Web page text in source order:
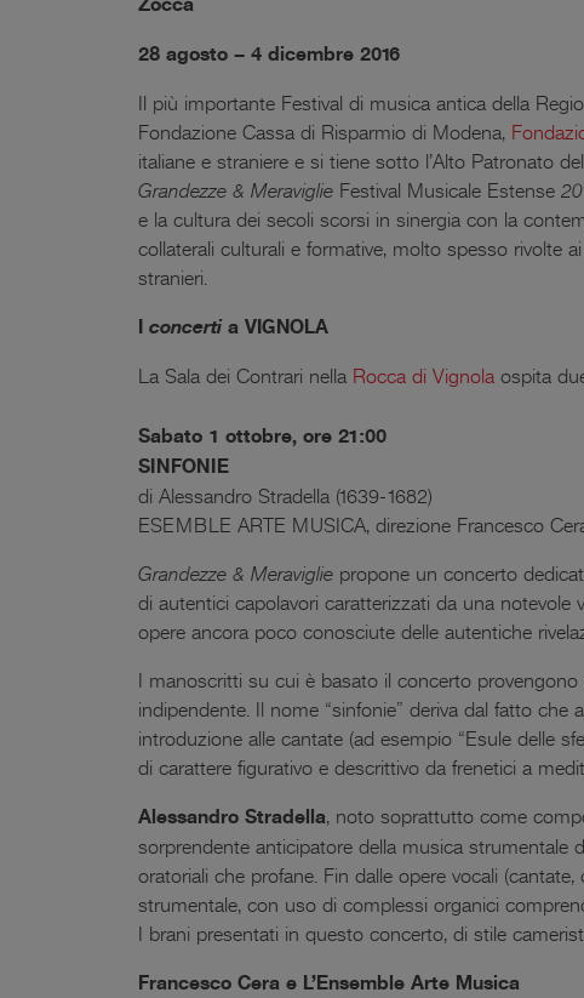
28 agosto – 4 dicembre 2016
Il più importante Festival di musica antica della
Fondazione Cassa di Risparmio di Modena,
italiane e straniere e si tiene sotto l’Alto Patronato
Grandezze & Meraviglie Festival Musicale Estense
e la cultura dei secoli scorsi in sinergia con la
collaterali culturali e formative, molto spesso rivolte
stranieri.
I concertia VIGNOLA
La Sala dei Contrari nella Rocca di Vignola ospita
Sabato 1 ottobre, ore 21:00
SINFONIE
di Alessandro Stradella (1639-1682)
ESEMBLE ARTE MUSICA, direzione Francesco
Grandezze & Meraviglie propone un concerto
di autentici capolavori caratterizzati da una notevole
opere ancora poco conosciute delle autentiche
I manoscritti su cui è basato il concerto
indipendente. Il nome “sinfonie” deriva dal fatto
introduzione alle cantate (ad esempio “Esule delle
di carattere figurativo e descrittivo da frenetici a
Alessandro Stradella, noto soprattutto come
sorprendente anticipatore della musica
oratoriali che profane. Fin dalle opere vocali
strumentale, con uso di complessi organici
I brani presentati in questo concerto, di stile
Francesco Cera e L’Ensemble Arte Musica